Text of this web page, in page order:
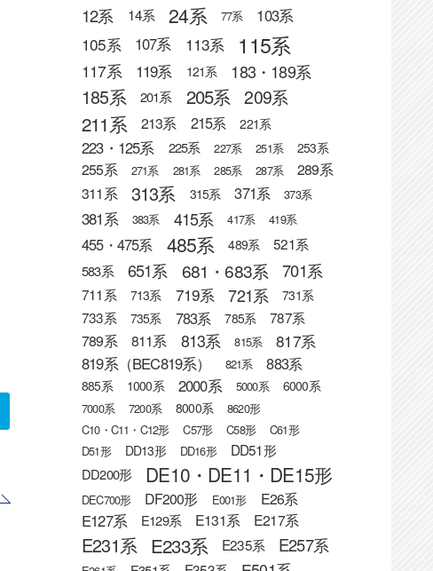
12系 14系 24系 77系 103系
105系 107系 113系 115系
117系 119系 121系 183・189系
185系 201系 205系 209系
211系 213系 215系 221系
223・125系 225系 227系 251系 253系
255系 271系 281系 285系 287系
289系
311系
313系 315系 371系 373系
381系 383系 415系 417系 419系
455・475系 485系 489系 521系
583系 651系 681・683系 701系
711系 713系 719系 721系 731系
733系 735系 783系 785系 787系
789系 811系 813系 815系 817系
819系（BEC819系） 821系 883系
885系 1000系 2000系 5000系 6000系
7000系 7200系 8000系
8620形
C10・C11・C12形
C57形 C58形
C61形
D51形
DD13形 DD16形 DD51形
DD200形 DE10・DE11・DE15形
DEC700形 DF200形 E001形 E26系
E127系 E129系 E131系 E217系
E231系 E233系 E235系 E257系